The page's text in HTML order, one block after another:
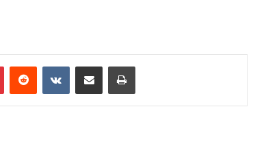
PinterestReddit VKontakteCompartir por correo electrónicoImprimir